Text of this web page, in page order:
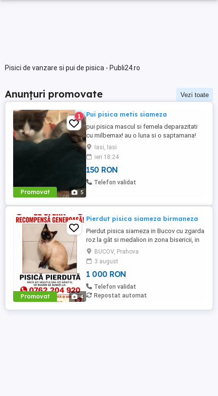
Pisici de vanzare si pui de pisica - Publi24.ro
Anunțuri promovate Vezi toate
Promovat 5
1 Pui pisica metis siameza
pui pisica mascul si femela deparazitati
cu milbemax! au o luna si o saptamana!
Iasi, Iasi
ieri 18:24
150 RON
Telefon validat
Promovat 4
Pierdut pisica siameza birmaneza
Pierdut pisica siameza in Bucov cu zgarda
roz la gât si medalion in zona bisericii, in
vârsta de 1 an, sterilizata care urmeaza un
tratament special. Se ofera recompensa
1000 lei celui care o aduce.
BUCOV, Prahova
3 august
1 000 RON
Telefon validat
Repostat automat